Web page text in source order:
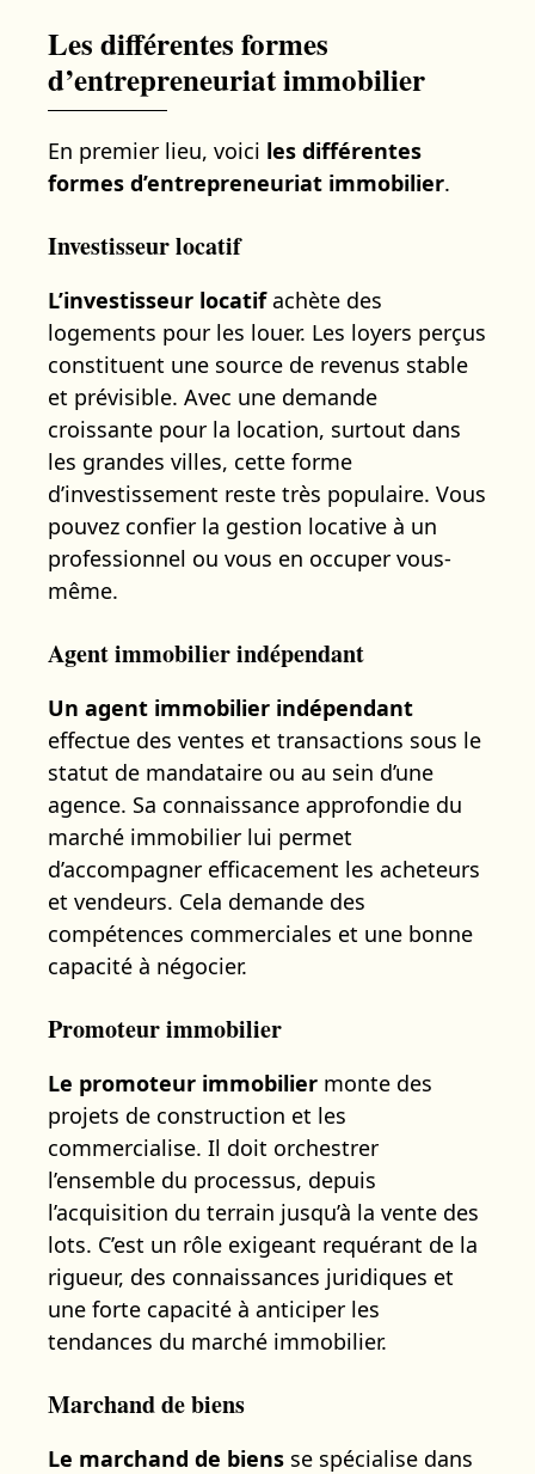
Les différentes formes
d’entrepreneuriat immobilier
En premier lieu, voici les différentes
formes d’entrepreneuriat immobilier.
Investisseur locatif
L’investisseur locatifachète des
logements pour les louer. Les loyers perçus
constituent une source de revenus stable
et prévisible. Avec une demande
croissante pour la location, surtout dans
les grandes villes, cette forme
d’investissement reste très populaire. Vous
pouvez confier la gestion locative à un
professionnel ou vous en occuper vous-
même.
Agent immobilier indépendant
Un agent immobilier indépendant
effectue des ventes et transactions sous le
statut de mandataire ou au sein d’une
agence. Sa connaissance approfondie du
marché immobilier lui permet
d’accompagner efficacement les acheteurs
et vendeurs. Cela demande des
compétences commerciales et une bonne
capacité à négocier.
Promoteur immobilier
Le promoteur immobilier monte des
projets de construction et les
commercialise. Il doit orchestrer
l’ensemble du processus, depuis
l’acquisition du terrain jusqu’à la vente des
lots. C’est un rôle exigeant requérant de la
rigueur, des connaissances juridiques et
une forte capacité à anticiper les
tendances du marché immobilier.
Marchand de biens
Le marchand de biens se spécialise dans